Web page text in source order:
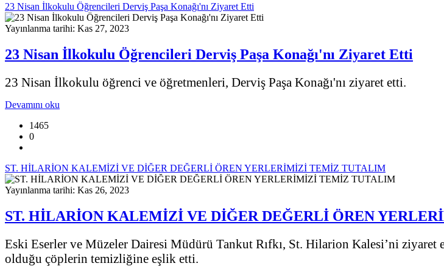
23 Nisan İlkokulu Öğrencileri Derviş Paşa Konağı'nı Ziyaret Etti
Yayınlanma tarihi: Kas 27, 2023
23 Nisan İlkokulu Öğrencileri Derviş Paşa Konağı'nı Ziyaret Etti
23 Nisan İlkokulu öğrenci ve öğretmenleri, Derviş Paşa Konağı'nı ziyaret etti.
Devamını oku
1465
0
ST. HİLARİON KALEMİZİ VE DİĞER DEĞERLİ ÖREN YERLERİMİZİ TEMİZ TUTALIM
Yayınlanma tarihi: Kas 26, 2023
ST. HİLARİON KALEMİZİ VE DİĞER DEĞERLİ ÖREN
Eski Eserler ve Müzeler Dairesi Müdürü Tankut Rıfkı, St. Hilarion Kalesi’ni
olduğu çöplerin temizliğine eşlik etti.